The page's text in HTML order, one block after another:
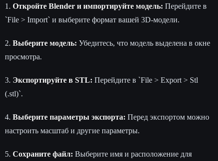
1. Откройте Blender и импортируйте модель: Перейдите в
`File > Import` и выберите формат вашей 3D-модели.
2. Выберите модель: Убедитесь, что модель выделена в окне
просмотра.
3. Экспортируйте в STL: Перейдите в `File > Export > Stl
(.stl)`.
4. Выберите параметры экспорта: Перед экспортом можно
настроить масштаб и другие параметры.
5. Сохраните файл: Выберите имя и расположение для